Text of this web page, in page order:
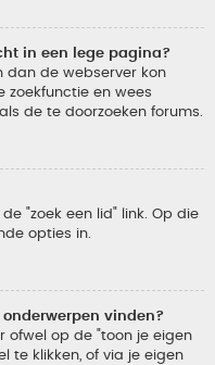
in een lege pagina?
dan de webserver kon
zoekfunctie en wees
de te doorzoeken forums.
"zoek een lid" link. Op die
opties in.
vinden?
ofwel op de "toon je eigen
te klikken, of via je eigen